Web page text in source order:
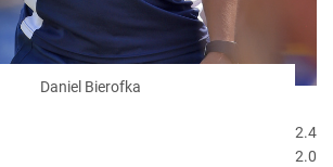
Daniel Bierofka
2.4
2.0